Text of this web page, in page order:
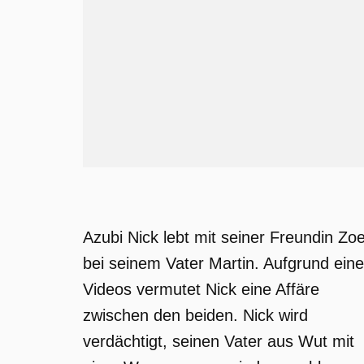
Azubi Nick lebt mit seiner Freundin
bei seinem Vater Martin. Aufgrund
Videos vermutet Nick eine Affäre
zwischen den beiden. Nick wird
verdächtigt, seinen Vater aus Wut mit